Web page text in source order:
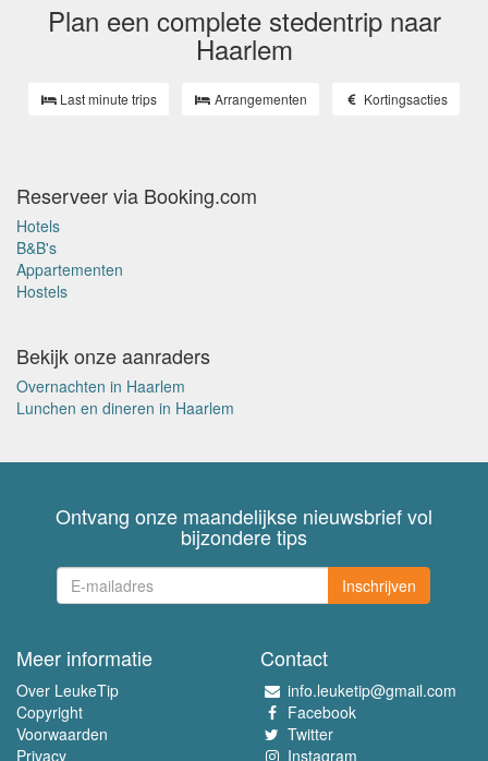
Plan een complete stedentrip naar
Haarlem
Last minute trips Arrangementen Kortingsacties
Reserveer via Booking.com
Hotels
B&B's
Appartementen
Hostels
Bekijk onze aanraders
Overnachten in Haarlem
Lunchen en dineren in Haarlem
Ontvang onze maandelijkse nieuwsbrief vol
bijzondere tips
Inschrijven
Meer informatie
Over LeukeTip
Copyright
Voorwaarden
Privacy
Contact
info.leuketip@gmail.com
Facebook
Twitter
Instagram